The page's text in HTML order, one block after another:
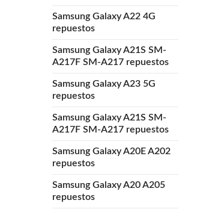
Samsung Galaxy A22 4G
repuestos
Samsung Galaxy A21S SM-
A217F SM-A217 repuestos
Samsung Galaxy A23 5G
repuestos
Samsung Galaxy A21S SM-
A217F SM-A217 repuestos
Samsung Galaxy A20E A202
repuestos
Samsung Galaxy A20 A205
repuestos